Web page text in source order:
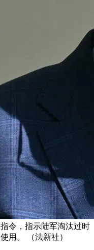
令，指示陆军淘汰过时
用。 （法新社）